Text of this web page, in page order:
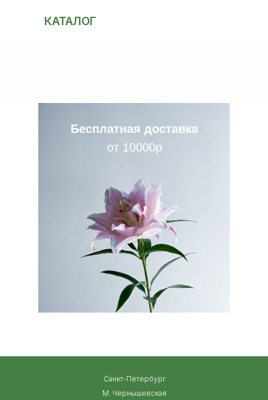
КАТАЛОГ
от 10000р
Бесплатная доставка
Санкт-Петербург
М. Чернышевская